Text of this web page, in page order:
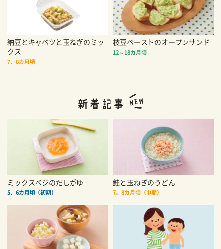
納豆とキャベツと玉ねぎのミッ
クス
7、8カ月頃
枝豆ペーストのオープンサンド
12～18カ月頃
ミックスベジのだしがゆ
5、6カ月頃（初期）
鮭と玉ねぎのうどん
7、8カ月頃（中期）